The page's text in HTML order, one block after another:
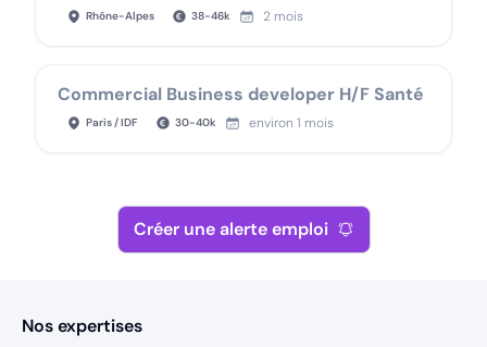
Rhône-Alpes 38-46k 2 mois
Commercial Business developer H/F Santé
Paris / IDF 30-40k environ 1 mois
Créer une alerte emploi
Nos expertises